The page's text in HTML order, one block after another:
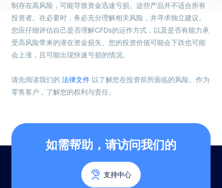
制存在高风险，可能导致资金迅速亏损。这些产品并不适合所有
投资者。在必要时，务必充分理解相关风险，并寻求独立建议。
您应仔细评估自己是否理解CFDs的运作方式，以及是否有能力承
受高风险带来的潜在资金损失。您的投资价值可能会下跌也可能
会上涨，且可能出现快速亏损的情况。
请先阅读我们的法律文件 以了解您在投资前所面临的风险。作为
零售客户，了解您的权利与责任。
如需帮助，请访问我们的
支持中心